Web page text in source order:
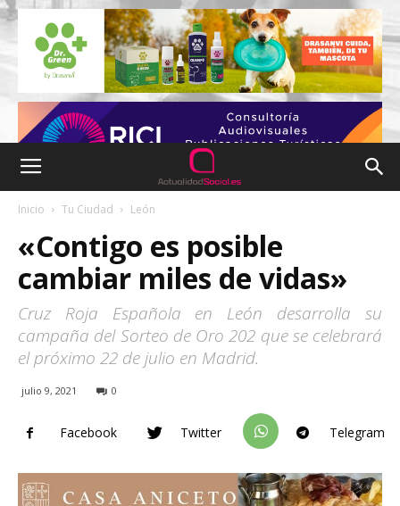
Inicio Tu Ciudad León
«Contigo es posible
cambiar miles de vidas»
Cruz Roja Española en León desarrolla su
campaña del Sorteo de Oro 202 que se celebrará
el próximo 22 de julio en Madrid.
julio 9, 2021 0
Facebook Twitter Telegram